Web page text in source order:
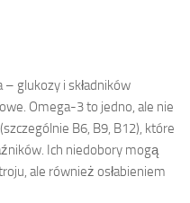
glukozy i składników
Omega-3 to jedno, ale nie
B6, B9, B12), które
Ich niedobory mogą
ale również osłabieniem